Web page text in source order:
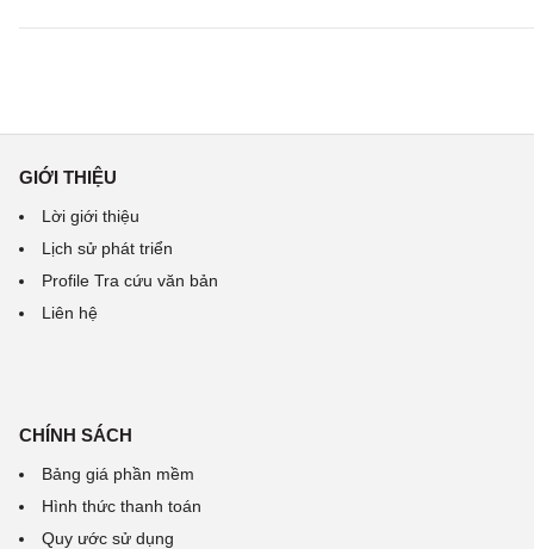
GIỚI THIỆU
Lời giới thiệu
Lịch sử phát triển
Profile Tra cứu văn bản
Liên hệ
CHÍNH SÁCH
Bảng giá phần mềm
Hình thức thanh toán
Quy ước sử dụng